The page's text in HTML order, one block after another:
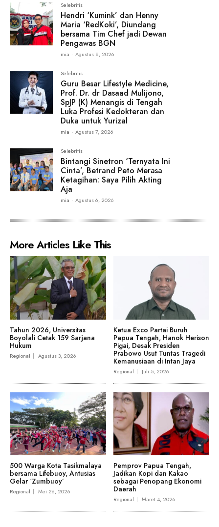
Selebritis
Hendri ‘Kumink’ dan Henny
Maria ‘RedKoki’, Diundang
bersama Tim Chef jadi Dewan
Pengawas BGN
mia - Agustus 8, 2026
Selebritis
Guru Besar Lifestyle Medicine,
Prof. Dr. dr Dasaad Mulijono,
SpJP (K) Menangis di Tengah
Luka Profesi Kedokteran dan
Duka untuk Yurizal
mia - Agustus 7, 2026
Selebritis
Bintangi Sinetron ‘Ternyata Ini
Cinta’, Betrand Peto Merasa
Ketagihan: Saya Pilih Akting
Aja
mia - Agustus 6, 2026
More Articles Like This
Tahun 2026, Universitas
Boyolali Cetak 159 Sarjana
Hukum
Regional Agustus 3, 2026
Ketua Exco Partai Buruh
Papua Tengah, Hanok Herison
Pigai, Desak Presiden
Prabowo Usut Tuntas Tragedi
Kemanusiaan di Intan Jaya
Regional Juli 5, 2026
500 Warga Kota Tasikmalaya
bersama Lifebuoy, Antusias
Gelar ‘Zumbuoy’
Regional Mei 26, 2026
Pemprov Papua Tengah,
Jadikan Kopi dan Kakao
sebagai Penopang Ekonomi
Daerah
Regional Maret 4, 2026